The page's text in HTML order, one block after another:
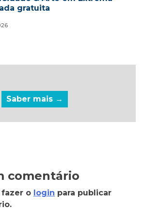
gratuita
Saber mais →
comentário
fazer o login para publicar